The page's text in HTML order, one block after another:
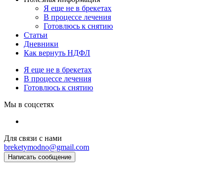
Я еще не в брекетах
В процессе лечения
Готовлюсь к снятию
Статьи
Дневники
Как вернуть НДФЛ
Я еще не в брекетах
В процессе лечения
Готовлюсь к снятию
Мы в соцсетях
Для связи с нами
breketymodno@gmail.com
Написать сообщение